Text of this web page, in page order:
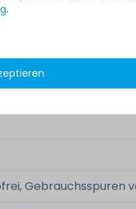
(Standard
Gebrauchsspuren
.